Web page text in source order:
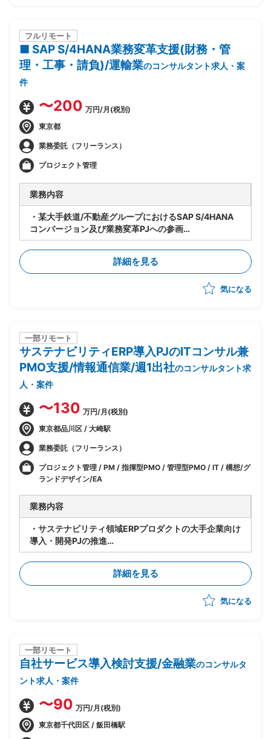
フルリモート
■ SAP S/4HANA業務変革支援(財務・管
理・工事・請負)/運輸業のコンサルタント求人・案
件
〜200 万円/月(税別)
東京都
業務委託（フリーランス）
プロジェクト管理
業務内容
・某大手鉄道/不動産グループにおけるSAP S/4HANA
コンバージョン及び業務変革PJへの参画
・ベンダー側メンバーとして、財務/管理/工事/請負領
域の業務変革を担うコンサルタントポジション
・財務/管理会計/工事/請負各領域における現行業務の
整理および業務変革方針の策定支援
・SAP S/4HANAコンバージョンに伴う業務プロセス再
詳細を見る
気になる
一部リモート
サステナビリティERP導入PJのITコンサル兼
PMO支援/情報通信業/週1出社のコンサルタント求
人・案件
〜130 万円/月(税別)
東京都品川区 / 大崎駅
業務委託（フリーランス）
プロジェクト管理 / PM / 指揮型PMO / 管理型PMO / IT / 構想/グ
ランドデザイン/EA
業務内容
・サステナビリティ領域ERPプロダクトの大手企業向け
導入・開発PJの推進
・ベンダー側のITコンサルタント兼PMOとして、提案
から構想策定・PJ推進まで一気通貫でイニシアチブを
・プロダクト導入PJのPM/PLとしての全体推進
・PMO業務（スケジュール/WBS管理、課題管理、顧
詳細を見る
気になる
一部リモート
自社サービス導入検討支援/金融業のコンサルタ
ント求人・案件
〜90 万円/月(税別)
東京都千代田区 / 飯田橋駅